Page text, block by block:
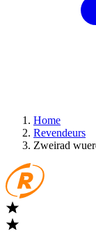
Home
Revendeurs
Zweirad